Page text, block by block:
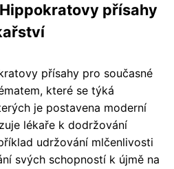
přísahy
přísahy pro současné
které se týká
je postavena moderní
lékaře k dodržování
udržování mlčenlivosti
svých schopností k újmě na